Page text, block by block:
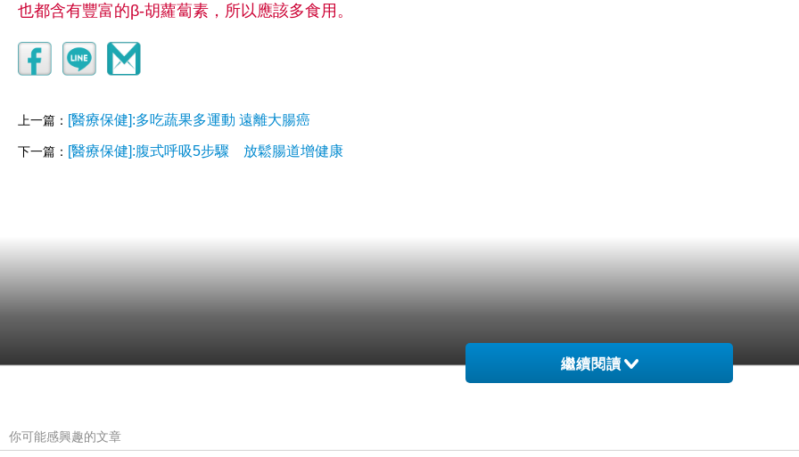
也都含有豐富的β-胡蘿蔔素，所以應該多食用。
上一篇： [醫療保健]:多吃蔬果多運動 遠離大腸癌
下一篇： [醫療保健]:腹式呼吸5步驟 放鬆腸道增健康
繼續閱讀
你可能感興趣的文章